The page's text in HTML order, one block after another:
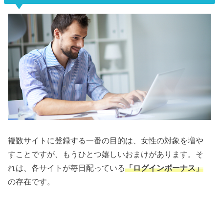
複数サイトに登録する一番の目的は、女性の対象を増や
すことですが、もうひとつ嬉しいおまけがあります。そ
れは、各サイトが毎日配っている「ログインボーナス」
の存在です。